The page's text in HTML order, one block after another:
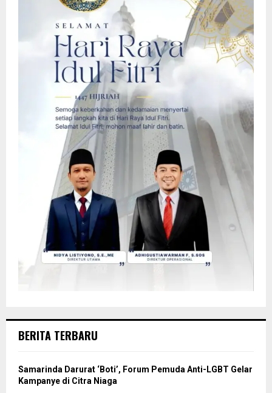
BERITA TERBARU
Samarinda Darurat ‘Boti’, Forum Pemuda Anti-LGBT Gelar
Kampanye di Citra Niaga